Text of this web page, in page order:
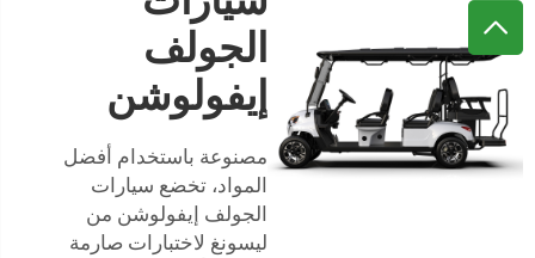
الجولف
إيفولوشن
مصنوعة باستخدام أفضل
المواد، تخضع سيارات
الجولف إيفولوشن من
ليسونغ لاختبارات صارمة